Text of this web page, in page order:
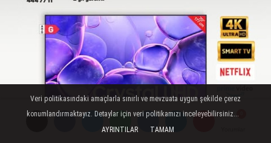
TAKİP ET
Veri politikasındaki amaçlarla sınırlı ve mevzuata uygun şekilde çerez
konumlandırmaktayız. Detaylar için veri politikamızı inceleyebilirsiniz...
AYRINTILAR
TAMAM